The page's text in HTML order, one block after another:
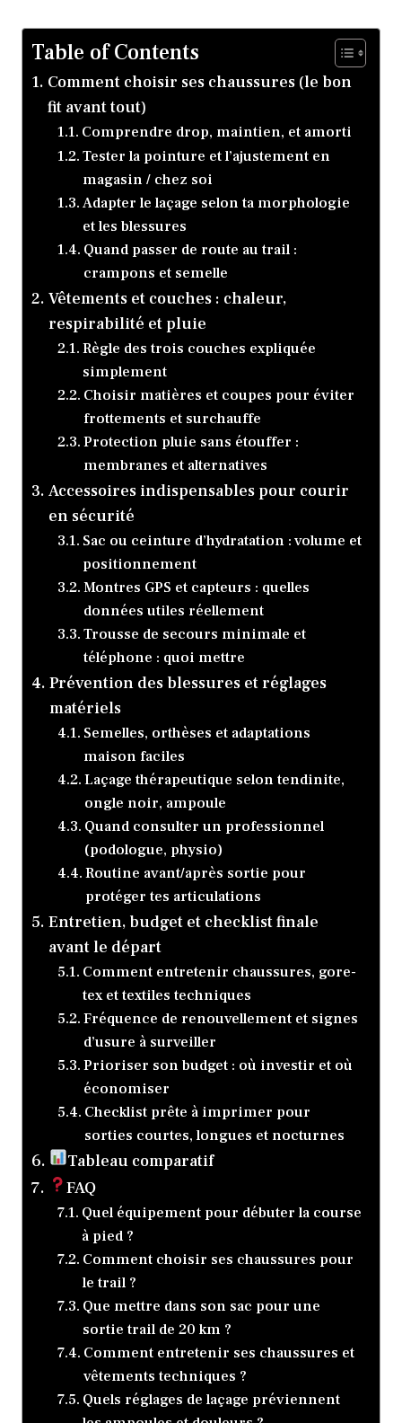
Table of Contents
Comment choisir ses chaussures (le bon
fit avant tout)
Comprendre drop, maintien, et amorti
Tester la pointure et l’ajustement en
magasin / chez soi
Adapter le laçage selon ta morphologie
et les blessures
Quand passer de route au trail :
crampons et semelle
Vêtements et couches : chaleur,
respirabilité et pluie
Règle des trois couches expliquée
simplement
Choisir matières et coupes pour éviter
frottements et surchauffe
Protection pluie sans étouffer :
membranes et alternatives
Accessoires indispensables pour courir
en sécurité
Sac ou ceinture d’hydratation : volume et
positionnement
Montres GPS et capteurs : quelles
données utiles réellement
Trousse de secours minimale et
téléphone : quoi mettre
Prévention des blessures et réglages
matériels
Semelles, orthèses et adaptations
maison faciles
Laçage thérapeutique selon tendinite,
ongle noir, ampoule
Quand consulter un professionnel
(podologue, physio)
Routine avant/après sortie pour
protéger tes articulations
Entretien, budget et checklist finale
avant le départ
Comment entretenir chaussures, gore-
tex et textiles techniques
Fréquence de renouvellement et signes
d’usure à surveiller
Prioriser son budget : où investir et où
économiser
Checklist prête à imprimer pour
sorties courtes, longues et nocturnes
Tableau comparatif
FAQ
Quel équipement pour débuter la course
à pied ?
Comment choisir ses chaussures pour
le trail ?
Que mettre dans son sac pour une
sortie trail de 20 km ?
Comment entretenir ses chaussures et
vêtements techniques ?
Quels réglages de laçage préviennent